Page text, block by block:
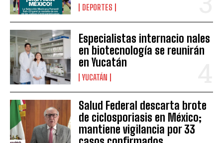
DEPORTES
Especialistas internacio nales
en biotecnología se reunirán
en Yucatán
YUCATÁN
Salud Federal descarta brote
de ciclosporiasis en México;
mantiene vigilancia por 33